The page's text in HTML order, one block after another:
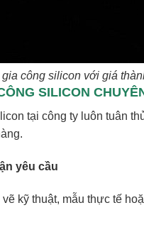
công silicon với giá
SILICON
tại công ty luôn tuân
yêu cầu
kỹ thuật, mẫu thực tế